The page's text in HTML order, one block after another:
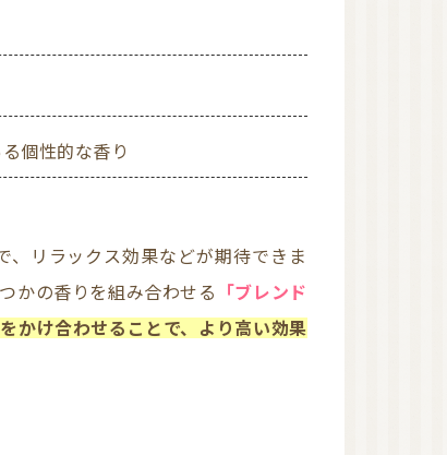
個性的な香り
かの香りを組み合わせる
「ブレンド
かけ合わせることで、より高い効果